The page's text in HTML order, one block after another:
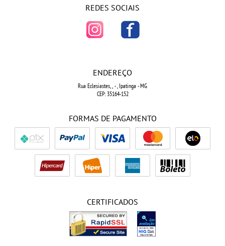
REDES SOCIAIS
ENDEREÇO
Rua Eclesiastes, , - , Ipatinga -MG
CEP: 35164-152
FORMAS DE PAGAMENTO
CERTIFICADOS